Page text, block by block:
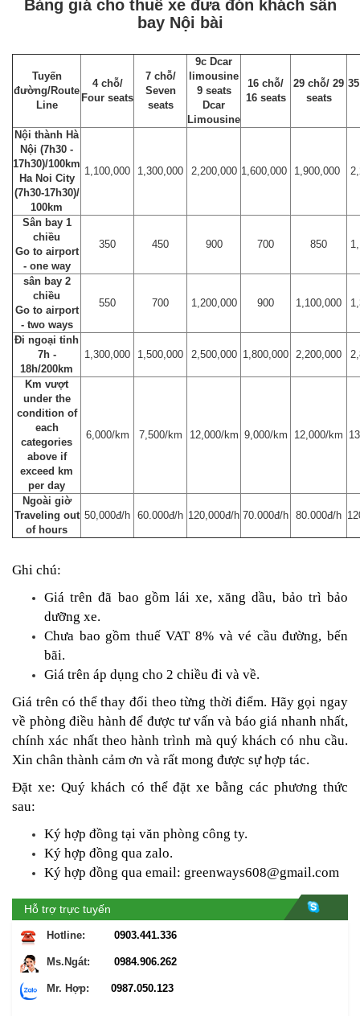
Bảng giá cho thuê xe đưa đón khách sân
bay Nội bài
Tuyến
đường/Route
Line
4 chỗ/
Four seats
7 chỗ/
Seven
seats
9c Dcar
limousine
9 seats
Dcar
Limousine
16 chỗ/
16 seats
29 chỗ/ 29
seats
Nội thành Hà
Nội (7h30 -
17h30)/100km
Ha Noi City
(7h30-17h30)/
100km
1,100,000 1,300,000 2,200,000 1,600,000 1,900,000
Sân bay 1
chiều
Go to airport
- one way
350 450 900 700 850
sân bay 2
chiều
Go to airport
- two ways
550 700 1,200,000 900 1,100,000
Đi ngoại tỉnh
7h -
18h/200km
1,300,000 1,500,000 2,500,000 1,800,000 2,200,000
Km vượt
under the
condition of
each
categories
above if
exceed km
per day
6,000/km 7,500/km 12,000/km 9,000/km 12,000/km
Ngoài giờ
Traveling out
of hours
50,000đ/h 60.000đ/h 120,000đ/h 70.000đ/h 80.000đ/h
Ghi chú:
Giá trên đã bao gồm lái xe, xăng dầu, bảo trì bảo
dưỡng xe.
Chưa bao gồm thuế VAT 8% và vé cầu đường, bến
bãi.
Giá trên áp dụng cho 2 chiều đi và về.
Giá trên có thể thay đổi theo từng thời điểm. Hãy gọi ngay
về phòng điều hành để được tư vấn và báo giá nhanh nhất,
chính xác nhất theo hành trình mà quý khách có nhu cầu.
Xin chân thành cảm ơn và rất mong được sự hợp tác.
Đặt xe: Quý khách có thể đặt xe bằng các phương thức
sau:
Ký hợp đồng tại văn phòng công ty.
Ký hợp đồng qua zalo.
Ký hợp đồng qua email: greenways608@gmail.com
Hỗ trợ trực tuyến
Hotline: 0903.441.336
Ms.Ngát: 0984.906.262
Mr. Hợp: 0987.050.123